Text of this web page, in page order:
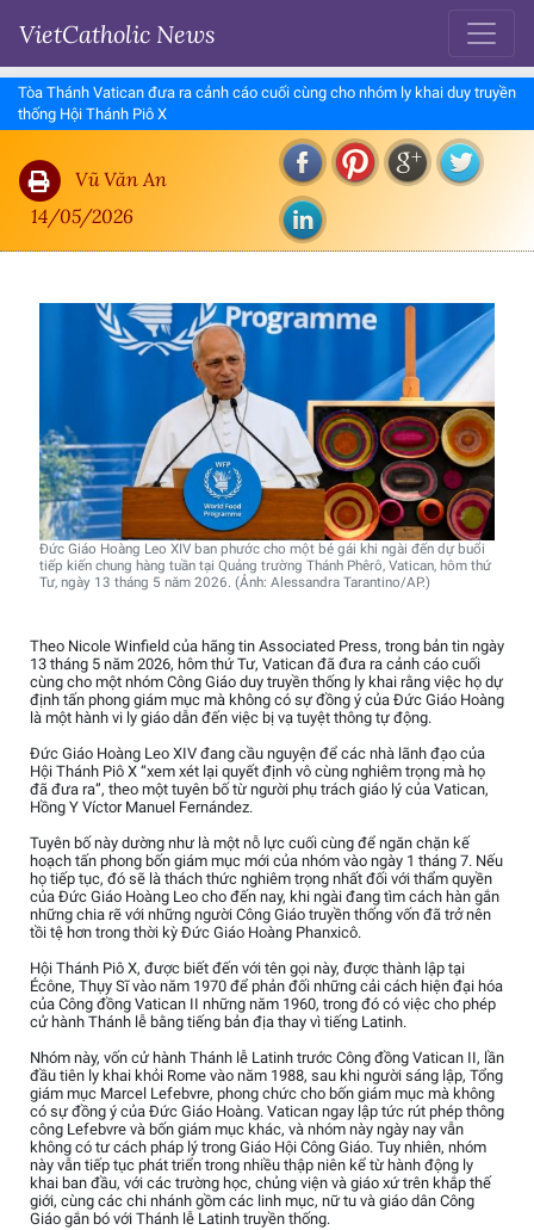
VietCatholic News
Tòa Thánh Vatican đưa ra cảnh cáo cuối cùng cho nhóm ly khai duy truyền
thống Hội Thánh Piô X
Vũ Văn An
14/05/2026
Đức Giáo Hoàng Leo XIV ban phước cho một bé gái khi ngài đến dự buổi
tiếp kiến chung hàng tuần tại Quảng trường Thánh Phêrô, Vatican, hôm thứ
Tư, ngày 13 tháng 5 năm 2026. (Ảnh: Alessandra Tarantino/AP.)
Theo Nicole Winfield của hãng tin Associated Press, trong bản tin ngày
13 tháng 5 năm 2026, hôm thứ Tư, Vatican đã đưa ra cảnh cáo cuối
cùng cho một nhóm Công Giáo duy truyền thống ly khai rằng việc họ dự
định tấn phong giám mục mà không có sự đồng ý của Đức Giáo Hoàng
là một hành vi ly giáo dẫn đến việc bị vạ tuyệt thông tự động.
Đức Giáo Hoàng Leo XIV đang cầu nguyện để các nhà lãnh đạo của
Hội Thánh Piô X “xem xét lại quyết định vô cùng nghiêm trọng mà họ
đã đưa ra”, theo một tuyên bố từ người phụ trách giáo lý của Vatican,
Hồng Y Víctor Manuel Fernández.
Tuyên bố này dường như là một nỗ lực cuối cùng để ngăn chặn kế
hoạch tấn phong bốn giám mục mới của nhóm vào ngày 1 tháng 7. Nếu
họ tiếp tục, đó sẽ là thách thức nghiêm trọng nhất đối với thẩm quyền
của Đức Giáo Hoàng Leo cho đến nay, khi ngài đang tìm cách hàn gắn
những chia rẽ với những người Công Giáo truyền thống vốn đã trở nên
tồi tệ hơn trong thời kỳ Đức Giáo Hoàng Phanxicô.
Hội Thánh Piô X, được biết đến với tên gọi này, được thành lập tại
Écône, Thụy Sĩ vào năm 1970 để phản đối những cải cách hiện đại hóa
của Công đồng Vatican II những năm 1960, trong đó có việc cho phép
cử hành Thánh lễ bằng tiếng bản địa thay vì tiếng Latinh.
Nhóm này, vốn cử hành Thánh lễ Latinh trước Công đồng Vatican II, lần
đầu tiên ly khai khỏi Rome vào năm 1988, sau khi người sáng lập, Tổng
giám mục Marcel Lefebvre, phong chức cho bốn giám mục mà không
có sự đồng ý của Đức Giáo Hoàng. Vatican ngay lập tức rút phép thông
công Lefebvre và bốn giám mục khác, và nhóm này ngày nay vẫn
không có tư cách pháp lý trong Giáo Hội Công Giáo. Tuy nhiên, nhóm
này vẫn tiếp tục phát triển trong nhiều thập niên kể từ hành động ly
khai ban đầu, với các trường học, chủng viện và giáo xứ trên khắp thế
giới, cùng các chi nhánh gồm các linh mục, nữ tu và giáo dân Công
Giáo gắn bó với Thánh lễ Latinh truyền thống.